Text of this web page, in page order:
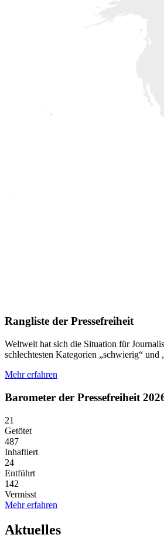
Rangliste der Pressefreiheit
Weltweit hat sich die Situation für
schlechtesten Kategorien „schwierig“
Mehr erfahren
Barometer der Pressefreiheit
21
Getötet
487
Inhaftiert
24
Entführt
142
Vermisst
Mehr erfahren
Aktuelles